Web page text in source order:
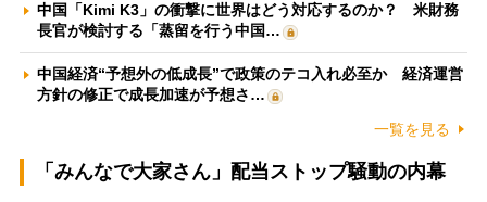
中国「Kimi K3」の衝撃に世界はどう対応するのか？ 米財務
長官が検討する「蒸留を行う中国…
中国経済“予想外の低成長”で政策のテコ入れ必至か 経済運営
方針の修正で成長加速が予想さ…
一覧を見る
「みんなで大家さん」配当ストップ騒動の内幕